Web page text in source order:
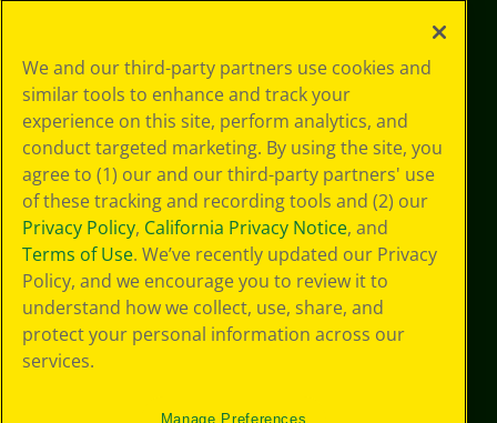
in materia di
privacy
Informativa sulla
privacy
Termini SMS
GDPR
Informativa sulla
privacy di CA
Technologies
Preferenze cookie
Condizioni d'uso
Accessibilità web
Mappa del sito
We and our third-party partners use cookies and
similar tools to enhance and track your
experience on this site, perform analytics, and
conduct targeted marketing. By using the site, you
agree to (1) our and our third-party partners' use
of these tracking and recording tools and (2) our
Privacy Policy, California Privacy Notice, and
Terms of Use. We’ve recently updated our Privacy
Policy, and we encourage you to review it to
understand how we collect, use, share, and
protect your personal information across our
services.
Manage Preferences